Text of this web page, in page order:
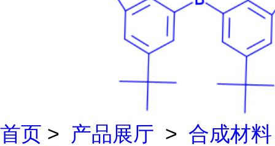
首页 > 产品展厅 > 合成材料